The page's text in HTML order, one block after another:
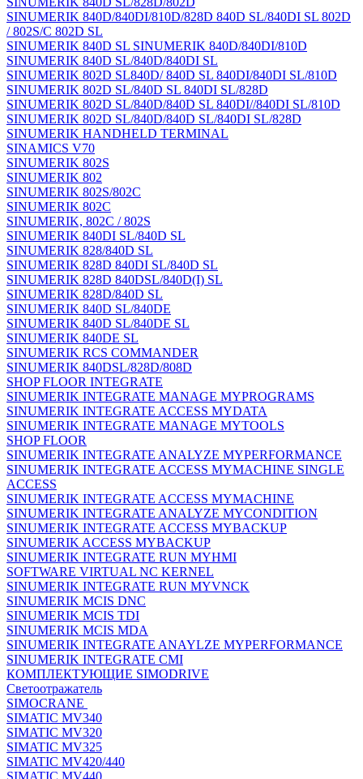
SINUMERIK 840D/840DI/810D/828D 840D SL/840DI SL 802D
/ 802S/C 802D SL
SINUMERIK 840D SL SINUMERIK 840D/840DI/810D
SINUMERIK 840D SL/840D/840DI SL
SINUMERIK 802D SL840D/ 840D SL 840DI/840DI SL/810D
SINUMERIK 802D SL/840D SL 840DI SL/828D
SINUMERIK 802D SL/840D/840D SL 840DI//840DI SL/810D
SINUMERIK 802D SL/840D/840D SL/840DI SL/828D
SINUMERIK HANDHELD TERMINAL
SINAMICS V70
SINUMERIK 802S
SINUMERIK 802
SINUMERIK 802S/802C
SINUMERIK 802C
SINUMERIK, 802C / 802S
SINUMERIK 840DI SL/840D SL
SINUMERIK 828/840D SL
SINUMERIK 828D 840DI SL/840D SL
SINUMERIK 828D 840DSL/840D(I) SL
SINUMERIK 828D/840D SL
SINUMERIK 840D SL/840DE
SINUMERIK 840D SL/840DE SL
SINUMERIK 840DE SL
SINUMERIK RCS COMMANDER
SINUMERIK 840DSL/828D/808D
SHOP FLOOR INTEGRATE
SINUMERIK INTEGRATE MANAGE MYPROGRAMS
SINUMERIK INTEGRATE ACCESS MYDATA
SINUMERIK INTEGRATE MANAGE MYTOOLS
SHOP FLOOR
SINUMERIK INTEGRATE ANALYZE MYPERFORMANCE
SINUMERIK INTEGRATE ACCESS MYMACHINE SINGLE
ACCESS
SINUMERIK INTEGRATE ACCESS MYMACHINE
SINUMERIK INTEGRATE ANALYZE MYCONDITION
SINUMERIK INTEGRATE ACCESS MYBACKUP
SINUMERIK ACCESS MYBACKUP
SINUMERIK INTEGRATE RUN MYHMI
SOFTWARE VIRTUAL NC KERNEL
SINUMERIK INTEGRATE RUN MYVNCK
SINUMERIK MCIS DNC
SINUMERIK MCIS TDI
SINUMERIK MCIS MDA
SINUMERIK INTEGRATE ANAYLZE MYPERFORMANCE
SINUMERIK INTEGRATE CMI
КОМПЛЕКТУЮЩИЕ SIMODRIVE
Светоотражатель
SIMOCRANE
SIMATIC MV340
SIMATIC MV320
SIMATIC MV325
SIMATIC MV420/440
SIMATIC MV440